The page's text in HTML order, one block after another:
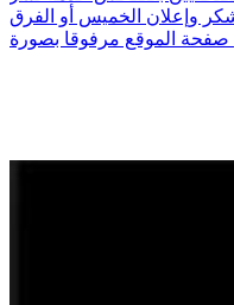
وإعلان الخميس أو الفرق